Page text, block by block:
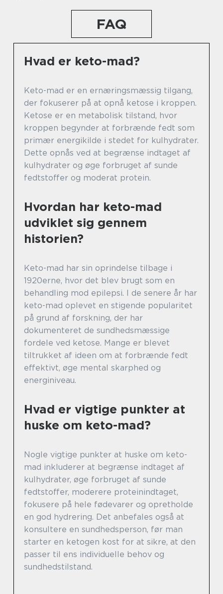
FAQ
Hvad er keto-mad?
Keto-mad er en ernæringsmæssig tilgang,
der fokuserer på at opnå ketose i kroppen.
Ketose er en metabolisk tilstand, hvor
kroppen begynder at forbrænde fedt som
primær energikilde i stedet for kulhydrater.
Dette opnås ved at begrænse indtaget af
kulhydrater og øge forbruget af sunde
fedtstoffer og moderat protein.
Hvordan har keto-mad
udviklet sig gennem
historien?
Keto-mad har sin oprindelse tilbage i
1920erne, hvor det blev brugt som en
behandling mod epilepsi. I de senere år har
keto-mad oplevet en stigende popularitet
på grund af forskning, der har
dokumenteret de sundhedsmæssige
fordele ved ketose. Mange er blevet
tiltrukket af ideen om at forbrænde fedt
effektivt, øge mental skarphed og
energiniveau.
Hvad er vigtige punkter at
huske om keto-mad?
Nogle vigtige punkter at huske om keto-
mad inkluderer at begrænse indtaget af
kulhydrater, øge forbruget af sunde
fedtstoffer, moderere proteinindtaget,
fokusere på hele fødevarer og opretholde
en god hydrering. Det anbefales også at
konsultere en sundhedsperson, før man
starter en ketogen kost for at sikre, at den
passer til ens individuelle behov og
sundhedstilstand.